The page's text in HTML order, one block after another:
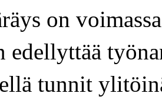
on
edellyttää
tunnit